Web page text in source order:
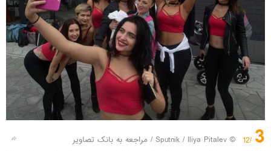
3
/12
© Sputnik / Iliya Pitalev
/ مراجعه به بانک تصاویر